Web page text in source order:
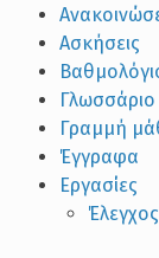
Ασκήσεις
Γλωσσάριο
Γραμμή
Έγγραφα
Εργασίες